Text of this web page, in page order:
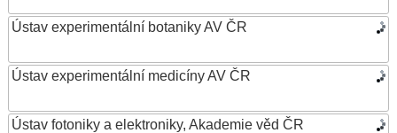
Ústav experimentální botaniky AV ČR
Ústav experimentální medicíny AV ČR
Ústav fotoniky a elektroniky, Akademie věd ČR